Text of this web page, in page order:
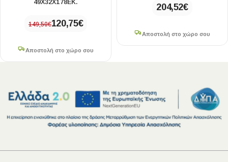
49X32X178ΕΚ.
149,50€120,75€
Αποστολή στο χώρο σου
204,52€
Αποστολή στο χώρο σου